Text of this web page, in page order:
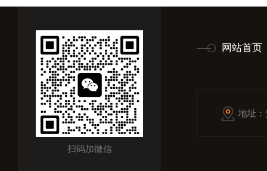
扫码加微信
网站首页
地址